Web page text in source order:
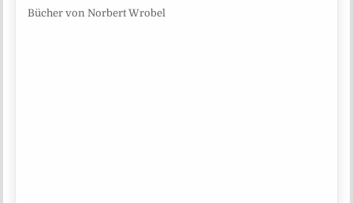
Bücher von Norbert Wrobel